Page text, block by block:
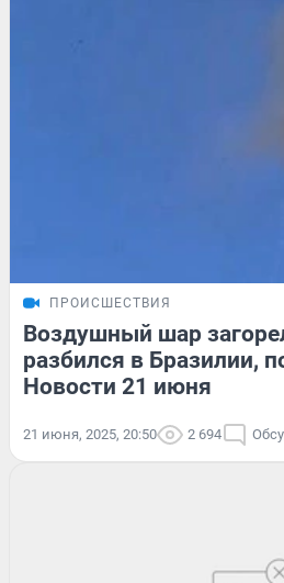
ПРОИСШЕСТВИЯ
Воздушный шар
разбился в Бразилии,
Новости 21 июня
21 июня, 2025, 20:50 2 694